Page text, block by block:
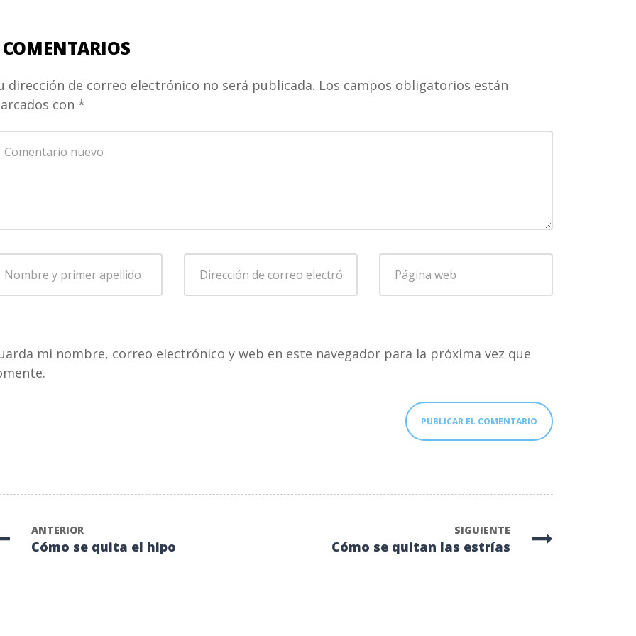
dirección de correo electrónico no será publicada. Los campos obligatorios están
con *
*
correo
web
mi nombre, correo electrónico y web en este navegador para la próxima vez que
ANTERIOR
Cómo se quita el hipo
SIGUIENTE
Cómo se quitan las estrías